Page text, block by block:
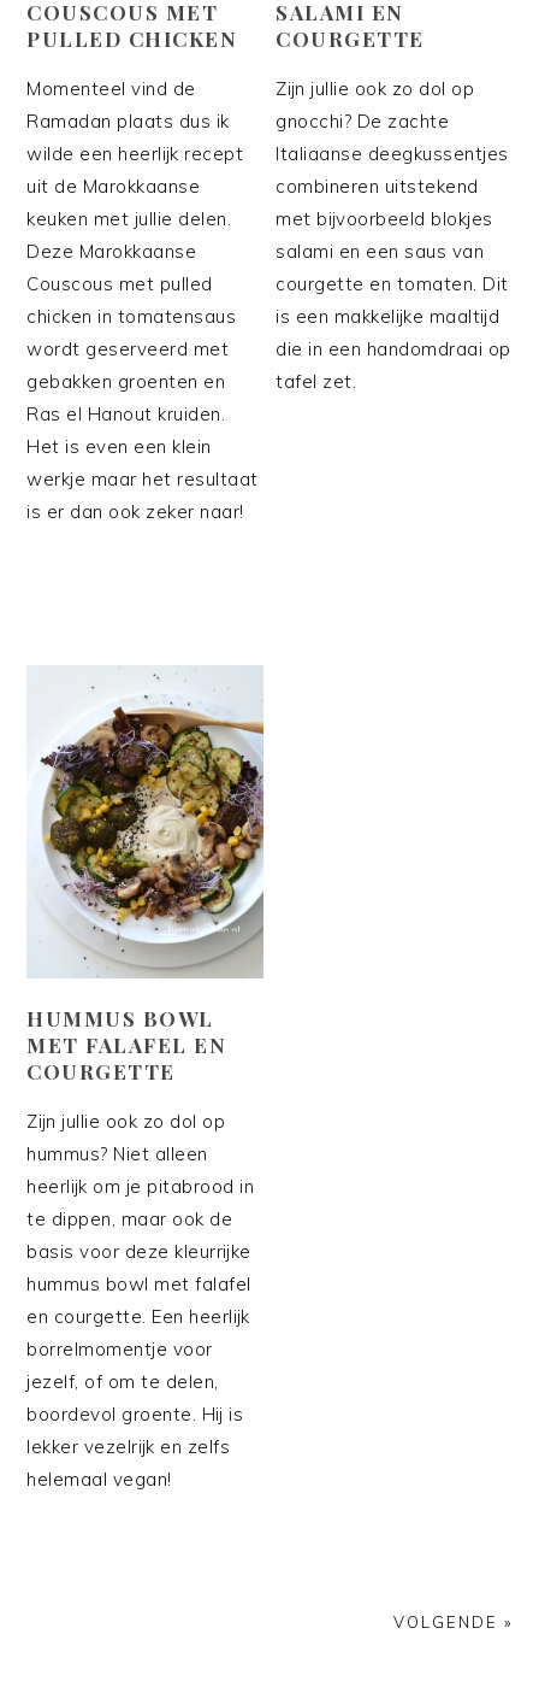
COUSCOUS MET
PULLED CHICKEN
Momenteel vind de
Ramadan plaats dus ik
wilde een heerlijk recept
uit de Marokkaanse
keuken met jullie delen.
Deze Marokkaanse
Couscous met pulled
chicken in tomatensaus
wordt geserveerd met
gebakken groenten en
Ras el Hanout kruiden.
Het is even een klein
werkje maar het resultaat
is er dan ook zeker naar!
SALAMI EN
COURGETTE
Zijn jullie ook zo dol op
gnocchi? De zachte
Italiaanse deegkussentjes
combineren uitstekend
met bijvoorbeeld blokjes
salami en een saus van
courgette en tomaten. Dit
is een makkelijke maaltijd
die in een handomdraai op
tafel zet.
HUMMUS BOWL
MET FALAFEL EN
COURGETTE
Zijn jullie ook zo dol op
hummus? Niet alleen
heerlijk om je pitabrood in
te dippen, maar ook de
basis voor deze kleurrijke
hummus bowl met falafel
en courgette. Een heerlijk
borrelmomentje voor
jezelf, of om te delen,
boordevol groente. Hij is
lekker vezelrijk en zelfs
helemaal vegan!
VOLGENDE »